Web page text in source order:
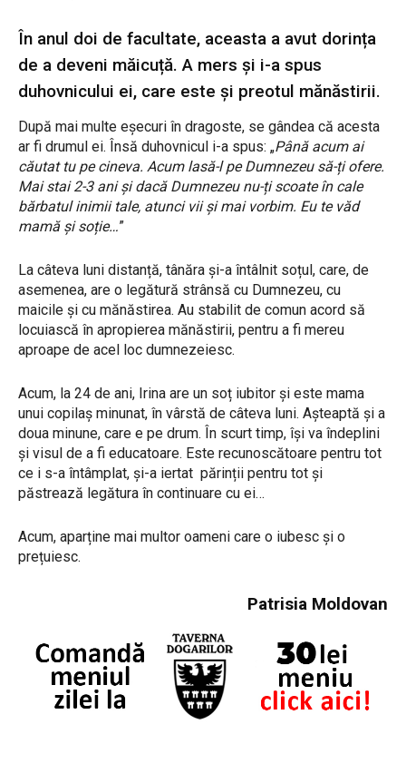
În anul doi de facultate, aceasta a avut dorința
de a deveni măicuță. A mers și i-a spus
duhovnicului ei, care este și preotul mănăstirii.
După mai multe eșecuri în dragoste, se gândea că acesta
ar fi drumul ei. Însă duhovnicul i-a spus: „Până acum ai
căutat tu pe cineva. Acum lasă-l pe Dumnezeu să-ți ofere.
Mai stai 2-3 ani și dacă Dumnezeu nu-ți scoate în cale
bărbatul inimii tale, atunci vii și mai vorbim. Eu te văd
mamă și soție…”
La câteva luni distanță, tânăra și-a întâlnit soțul, care, de
asemenea, are o legătură strânsă cu Dumnezeu, cu
maicile și cu mănăstirea. Au stabilit de comun acord să
locuiască în apropierea mănăstirii, pentru a fi mereu
aproape de acel loc dumnezeiesc.
Acum, la 24 de ani, Irina are un soț iubitor și este mama
unui copilaș minunat, în vârstă de câteva luni. Așteaptă și a
doua minune, care e pe drum. În scurt timp, își va îndeplini
și visul de a fi educatoare. Este recunoscătoare pentru tot
ce i s-a întâmplat, și-a iertat părinții pentru tot și
păstrează legătura în continuare cu ei…
Acum, aparține mai multor oameni care o iubesc și o
prețuiesc.
Patrisia Moldovan